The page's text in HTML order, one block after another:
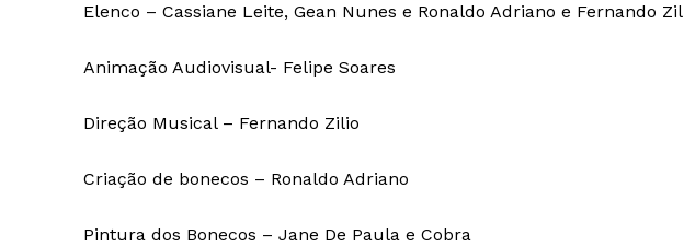
Elenco – Cassiane Leite, Gean Nunes e Ronaldo Adriano e Fernando
Animação Audiovisual- Felipe Soares
Direção Musical – Fernando Zilio
Criação de bonecos – Ronaldo Adriano
Pintura dos Bonecos – Jane De Paula e Cobra